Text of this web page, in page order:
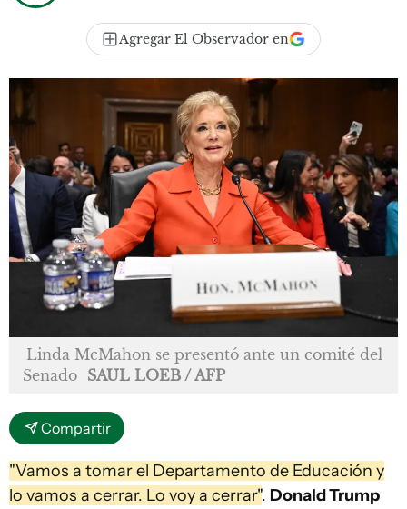
Agregar El Observador en
Linda McMahon se presentó ante un comité del
Senado SAUL LOEB / AFP
Compartir
"Vamos a tomar el Departamento de Educación y
lo vamos a cerrar. Lo voy a cerrar". Donald Trump